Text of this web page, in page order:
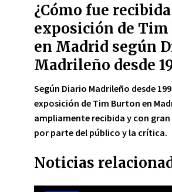
¿Cómo fue
exposición de
en Madrid según
Madrileño desde
Según Diario Madrileño desde
exposición de Tim Burton en
ampliamente recibida y con
por parte del público y la crítica.
Noticias